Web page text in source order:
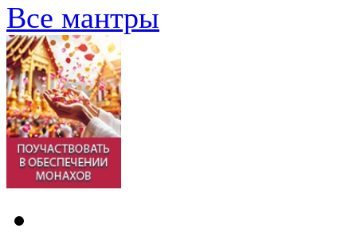
Все мантры